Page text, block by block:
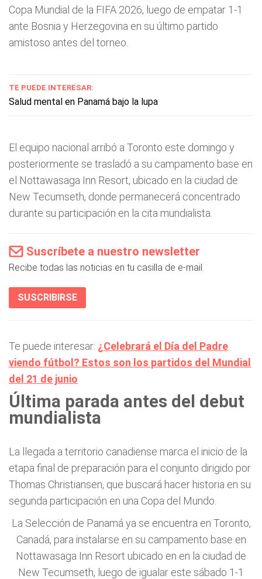
Copa Mundial de la FIFA 2026, luego de empatar 1-1
ante Bosnia y Herzegovina en su último partido
amistoso antes del torneo.
TE PUEDE INTERESAR:
Salud mental en Panamá bajo la lupa
El equipo nacional arribó a Toronto este domingo y
posteriormente se trasladó a su campamento base en
el Nottawasaga Inn Resort, ubicado en la ciudad de
New Tecumseth, donde permanecerá concentrado
durante su participación en la cita mundialista.
Suscríbete a nuestro newsletter
Recibe todas las noticias en tu casilla de e-mail.
SUSCRIBIRSE
Te puede interesar: ¿Celebrará el Día del Padre
viendo fútbol? Estos son los partidos del Mundial
del 21 de junio
Última parada antes del debut
mundialista
La llegada a territorio canadiense marca el inicio de la
etapa final de preparación para el conjunto dirigido por
Thomas Christiansen, que buscará hacer historia en su
segunda participación en una Copa del Mundo.
La Selección de Panamá ya se encuentra en Toronto,
Canadá, para instalarse en su campamento base en
Nottawasaga Inn Resort ubicado en en la ciudad de
New Tecumseth, luego de igualar este sábado 1-1